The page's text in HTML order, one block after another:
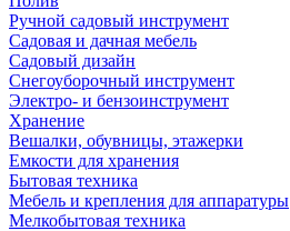
Ручной садовый инструмент
Садовая и дачная мебель
Садовый дизайн
Снегоуборочный инструмент
Электро- и бензоинструмент
Хранение
Вешалки, обувницы, этажерки
Емкости для хранения
Бытовая техника
Мебель и крепления для аппаратуры
Мелкобытовая техника